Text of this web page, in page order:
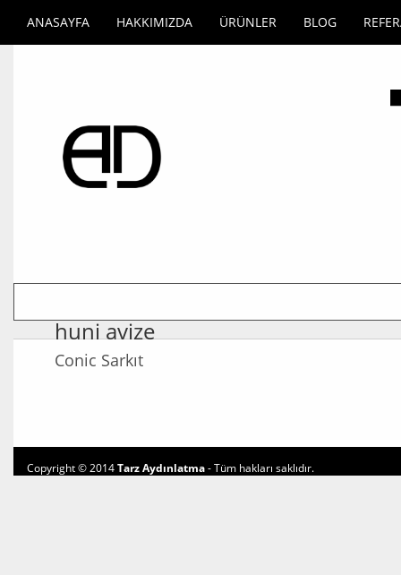
ANASAYFA HAKKIMIZDA ÜRÜNLER BLOG
huni avize
Conic Sarkıt
Copyright © 2014Tarz Aydınlatma- Tüm hakları saklıdır.